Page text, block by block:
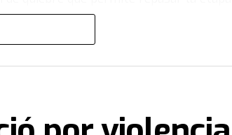
de la familia real de Países
sea distinta desde la ficción a lo que